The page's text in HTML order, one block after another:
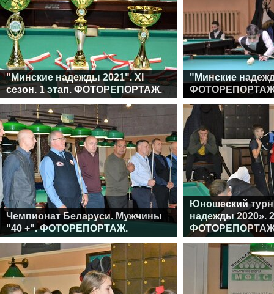
"Минские надежды 2021". ХI
сезон. 1 этап. ФОТОРЕПОРТАЖ.
"Минские
Чемпионат Беларуси. Мужчины
"40 +". ФОТОРЕПОРТАЖ.
Юношеский
надежды 2020».